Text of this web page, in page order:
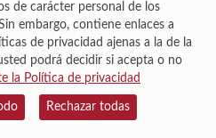
Zamora, 73. 08018 Barcelona. Tel:
022 222.
· Agustín Comotto · David Maynar · Pam
de carácter personal de los
embargo, contiene enlaces a
de privacidad ajenas a la de la
podrá decidir si acepta o no
la Política de privacidad
Rechazar todas